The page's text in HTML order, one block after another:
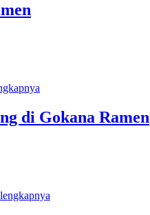
di Gokana Ramen